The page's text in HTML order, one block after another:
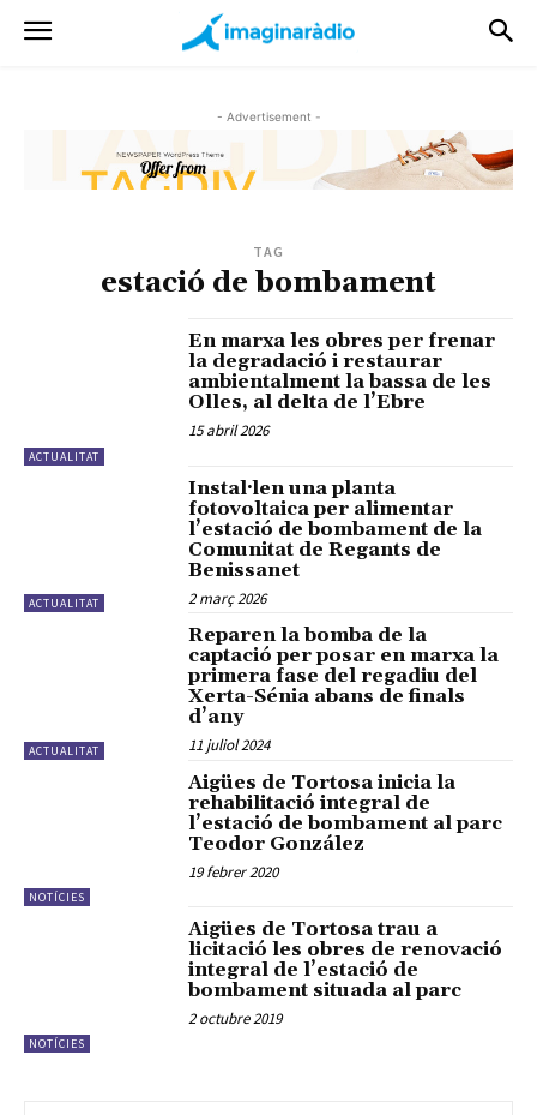
- Advertisement -
TAG
estació de bombament
ACTUALITAT
En marxa les obres per frenar
la degradació i restaurar
ambientalment la bassa de les
Olles, al delta de l’Ebre
15 abril 2026
ACTUALITAT
Instal·len una planta
fotovoltaica per alimentar
l’estació de bombament de la
Comunitat de Regants de
Benissanet
2 març 2026
ACTUALITAT
Reparen la bomba de la
captació per posar en marxa la
primera fase del regadiu del
Xerta-Sénia abans de finals
d’any
11 juliol 2024
NOTÍCIES
Aigües de Tortosa inicia la
rehabilitació integral de
l’estació de bombament al parc
Teodor González
19 febrer 2020
NOTÍCIES
Aigües de Tortosa trau a
licitació les obres de renovació
integral de l’estació de
bombament situada al parc
2 octubre 2019